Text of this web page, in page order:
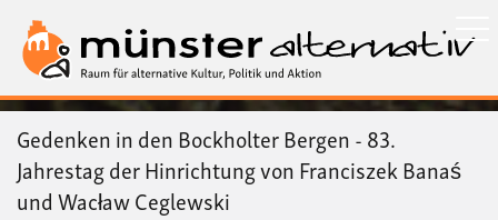
zum
Inhalt
Gedenken in den Bockholter Bergen - 83.
Jahrestag der Hinrichtung von Franciszek Banaś
und Wacław Ceglewski